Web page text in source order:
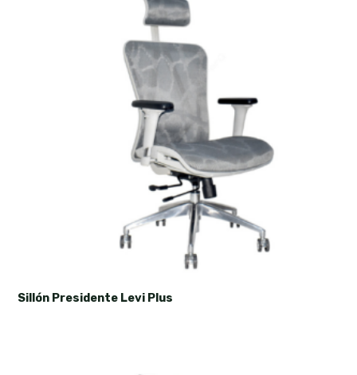
Sillón Presidente Levi Plus